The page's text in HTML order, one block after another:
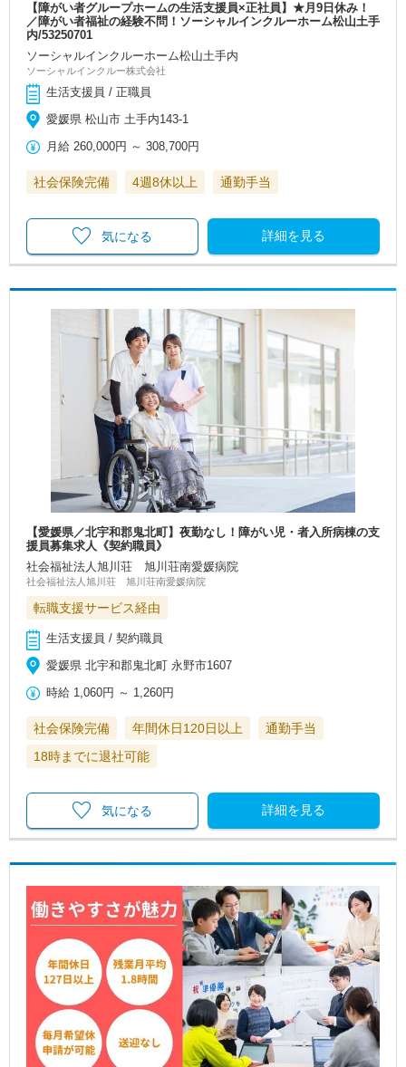
【障がい者グループホームの生活支援員×正社員】★月9日休み！
／障がい者福祉の経験不問！ソーシャルインクルーホーム松山土手
内/53250701
ソーシャルインクルーホーム松山土手内
ソーシャルインクルー株式会社
生活支援員 / 正職員
愛媛県 松山市 土手内143-1
月給 260,000円 ～308,700円
社会保険完備 4週8休以上 通勤手当
詳細を見る
気になる
【愛媛県／北宇和郡鬼北町】夜勤なし！障がい児・者入所病棟の支
援員募集求人《契約職員》
社会福祉法人旭川荘 旭川荘南愛媛病院
社会福祉法人旭川荘 旭川荘南愛媛病院
転職支援サービス経由
生活支援員 / 契約職員
愛媛県 北宇和郡鬼北町 永野市1607
時給 1,060円 ～ 1,260円
社会保険完備 年間休日120日以上
通勤手当
18時までに退社可能
詳細を見る
気になる